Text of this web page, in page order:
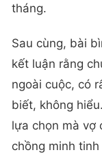
tháng.
Sau cùng, bài
kết luận rằng
ngoài cuộc, có
biết, không
lựa chọn mà vợ
chồng minh